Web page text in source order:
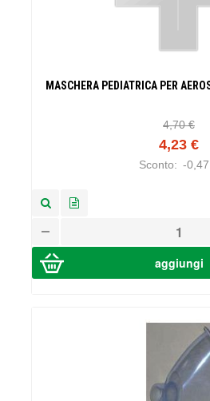
MASCHERA PEDIATRICA PER
4,70 €
4,23 €
Sconto: -